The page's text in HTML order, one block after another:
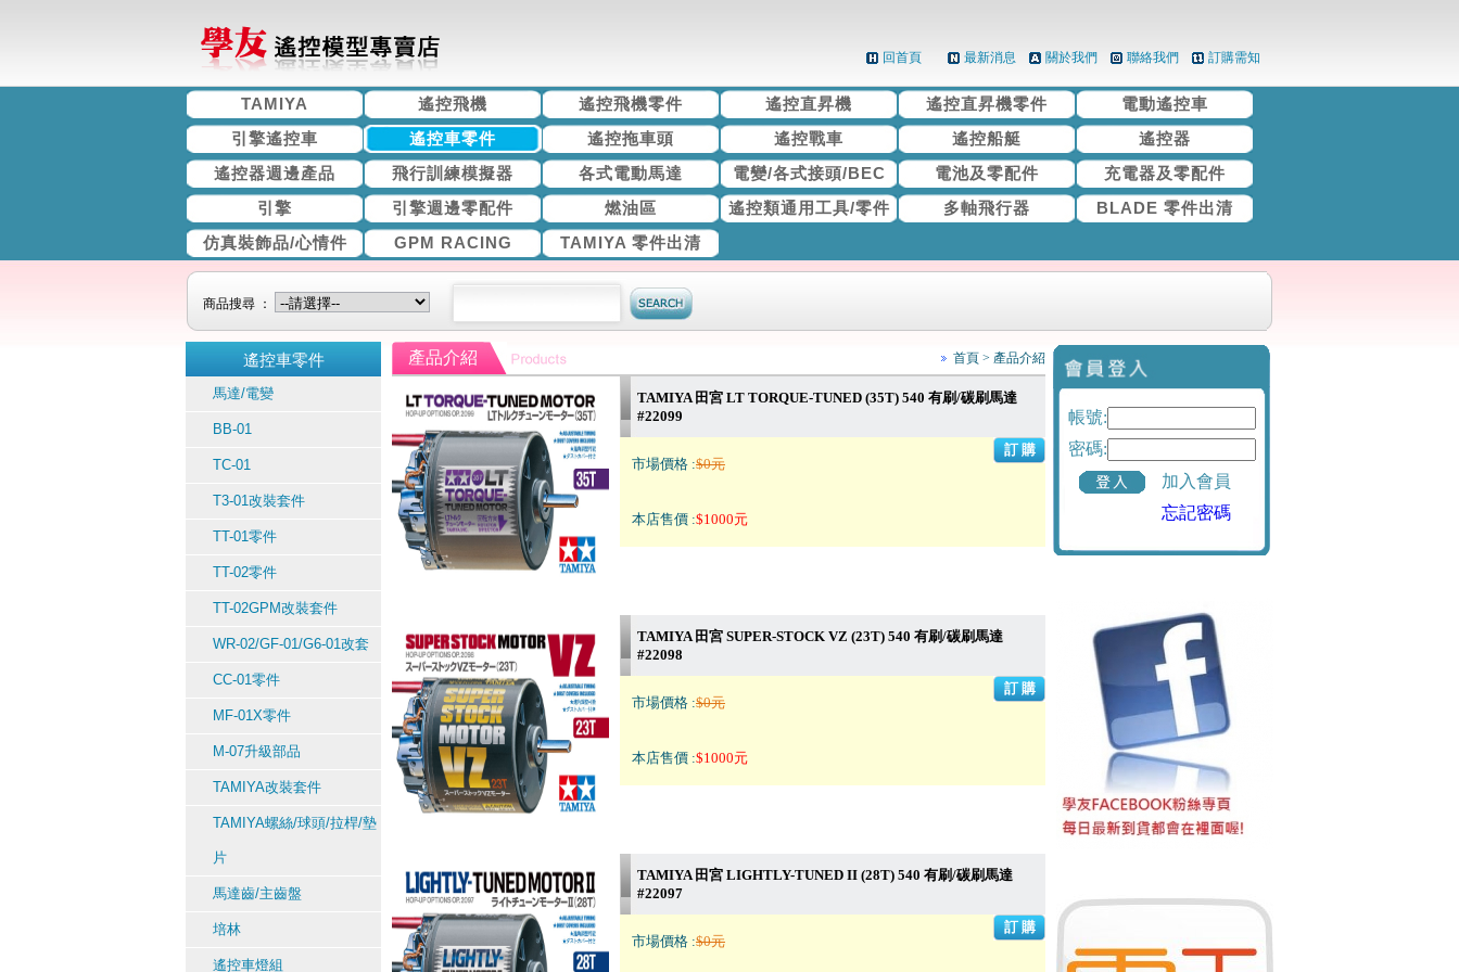
回首頁 最新消息 關於我們 聯絡我們 訂購需知
TAMIYA 遙控飛機 遙控飛機零件 遙控直昇機 遙控直昇機零件
電動遙控車
引擎遙控車
遙控車零件 遙控拖車頭 遙控戰車 遙控船艇
遙控器
遙控器週邊產品
飛行訓練模擬器 各式電動馬達 電變/各式接頭/BEC 電池及零配件
充電器及零配件
引擎
引擎週邊零配件 燃油區 遙控類通用工具/零件 多軸飛行器
BLADE 零件出清
仿真裝飾品/心情件
GPM RACING TAMIYA 零件出清
商品搜尋 ：
遙控車零件
馬達/電變
BB-01
TC-01
T3-01改裝套件
TT-01零件
TT-02零件
TT-02GPM改裝套件
WR-02/GF-01/G6-01改套
CC-01零件
MF-01X零件
M-07升級部品
TAMIYA改裝套件
TAMIYA螺絲/球頭/拉桿/墊
片
馬達齒/主齒盤
培林
遙控車燈組
產品介紹 首頁 > 產品介紹
TAMIYA 田宮 LT TORQUE-TUNED (35T) 540 有刷/碳刷馬達
#22099
市場價格 :$0元
本店售價 :$1000元
TAMIYA 田宮 SUPER-STOCK VZ (23T) 540 有刷/碳刷馬達
#22098
市場價格 :$0元
本店售價 :$1000元
TAMIYA 田宮 LIGHTLY-TUNED II (28T) 540 有刷/碳刷馬達
#22097
市場價格 :$0元
帳號:
密碼:
加入會員
忘記密碼